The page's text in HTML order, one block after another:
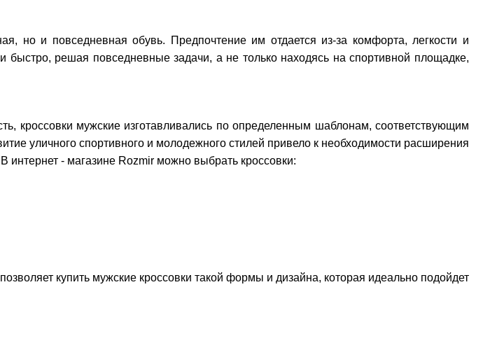
но и повседневная обувь. Предпочтение им отдается из-за комфорта, легкости и
быстро, решая повседневные задачи, а не только находясь на спортивной площадке,
кроссовки мужские изготавливались по определенным шаблонам, соответствующим
уличного спортивного и молодежного стилей привело к необходимости расширения
интернет - магазине Rozmir можно выбрать кроссовки:
купить мужские кроссовки такой формы и дизайна, которая идеально подойдет